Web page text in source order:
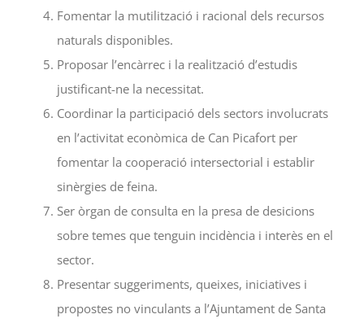
Fomentar la mutilització i racional dels recursos
naturals disponibles.
Proposar l’encàrrec i la realització d’estudis
justificant-ne la necessitat.
Coordinar la participació dels sectors involucrats
en l’activitat econòmica de Can Picafort per
fomentar la cooperació intersectorial i establir
sinèrgies de feina.
Ser òrgan de consulta en la presa de desicions
sobre temes que tenguin incidència i interès en el
sector.
Presentar suggeriments, queixes, iniciatives i
propostes no vinculants a l’Ajuntament de Santa